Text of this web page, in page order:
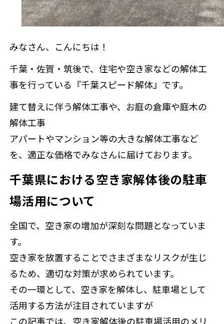
現場ブログ
補助金情報
みなさん、こんにちは！
千葉・佐賀・筑後で、住宅や空き家などの解体工
事を行っている『千葉スピード解体』です。
建て替えに伴う解体工事や、お庭の倉庫や庭木の
解体工事
アパートやマンション等の大きな解体工事など
を、適正な価格でみなさんに届けております。
千葉県における空き家解体後の駐車
場活用について
全国で、空き家の増加が深刻な問題となっていま
す。
空き家を放置することでさまざまなリスクが生じ
るため、適切な対策が求められています。
その一環として、空き家を解体し、駐車場として
活用する方法が注目されていますが
この記事では、空き家解体後の駐車場活用のメリ